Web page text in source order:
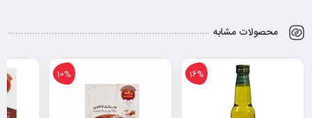
محصولات مشابه
16%
10%